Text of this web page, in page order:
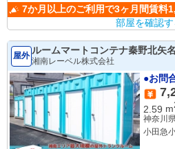
7か月以上のご利用で3ヶ月間賃料
部屋を確認す
屋外 ルームマートコンテナ秦野北矢名
湘南レーベル株式会社
●お問
2.59 m
神奈川